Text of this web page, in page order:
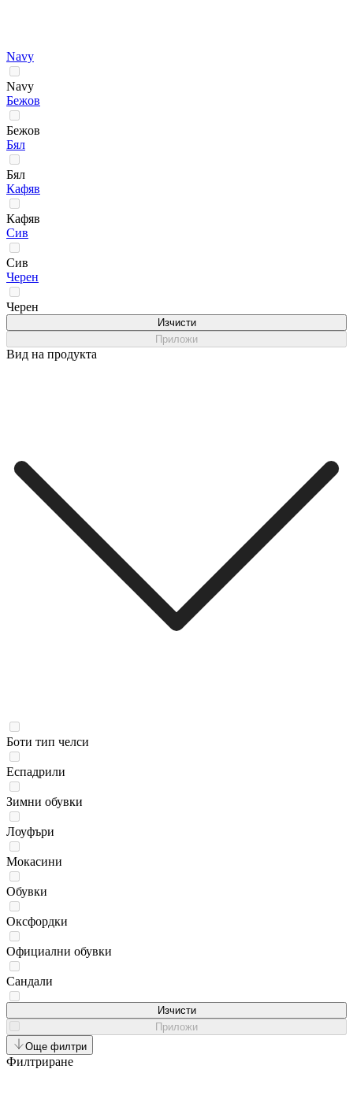
Navy
Navy
Бежов
Бежов
Бял
Бял
Кафяв
Кафяв
Сив
Сив
Черен
Черен
Изчисти
Приложи
Вид на продукта
Боти тип челси
Еспадрили
Зимни обувки
Лоуфъри
Мокасини
Обувки
Оксфордки
Официални обувки
Сандали
Чехли
Изчисти
Приложи
Още филтри
Филтриране